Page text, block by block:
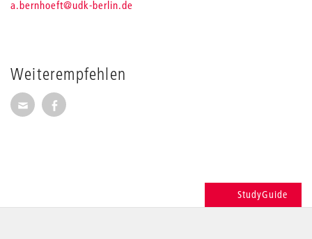
Weiterempfehlen
Seite per E-Mail weiterempfehlen
Seite auf Facebook weiterempfehlen
a.bernhoeft@udk-berlin.de
StudyGuide